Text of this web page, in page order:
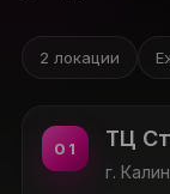
2 локации
01 ТЦ
г.